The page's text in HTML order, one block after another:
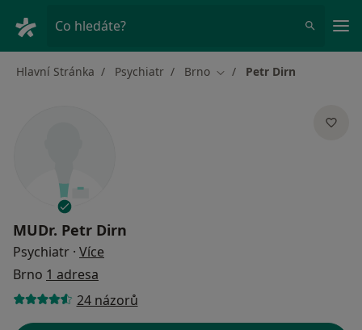
Co hledáte?
Hlavní Stránka Psychiatr Brno Změna města
Petr Dirn
MUDr. Petr Dirn
Psychiatr · Více
Brno 1 adresa
24 názorů